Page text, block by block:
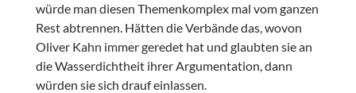
würde man diesen Themenkomplex mal vom ganzen
Rest abtrennen. Hätten die Verbände das, wovon
Oliver Kahn immer geredet hat und glaubten sie an
die Wasserdichtheit ihrer Argumentation, dann
würden sie sich drauf einlassen.